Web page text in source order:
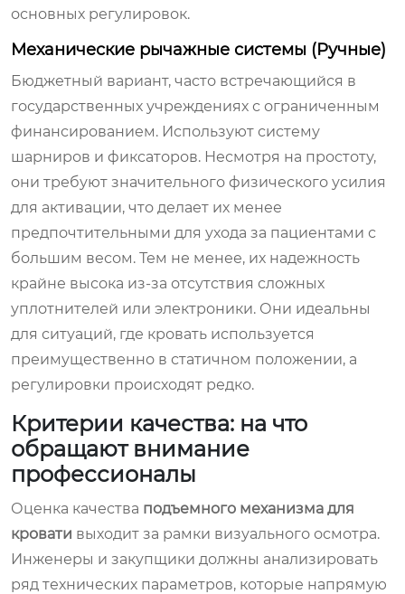
основных регулировок.
Механические рычажные системы (Ручные)
Бюджетный вариант, часто встречающийся в
государственных учреждениях с ограниченным
финансированием. Используют систему
шарниров и фиксаторов. Несмотря на простоту,
они требуют значительного физического усилия
для активации, что делает их менее
предпочтительными для ухода за пациентами с
большим весом. Тем не менее, их надежность
крайне высока из-за отсутствия сложных
уплотнителей или электроники. Они идеальны
для ситуаций, где кровать используется
преимущественно в статичном положении, а
регулировки происходят редко.
Критерии качества: на что
обращают внимание
профессионалы
Оценка качества подъемного механизма для
кровати выходит за рамки визуального осмотра.
Инженеры и закупщики должны анализировать
ряд технических параметров, которые напрямую